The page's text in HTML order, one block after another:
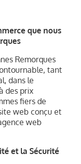
que nous
Remorques
tant
dans le
des prix
fiers de
web conçu et
web
et la Sécurité